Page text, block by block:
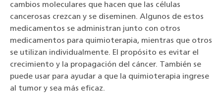
cambios moleculares que hacen que las células
cancerosas crezcan y se diseminen. Algunos de estos
medicamentos se administran junto con otros
medicamentos para quimioterapia, mientras que otros
se utilizan individualmente. El propósito es evitar el
crecimiento y la propagación del cáncer. También se
puede usar para ayudar a que la quimioterapia ingrese
al tumor y sea más eficaz.